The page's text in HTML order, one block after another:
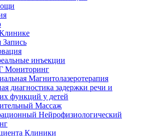
Запись
инъекции
Мониторинг
Магнитолазеротерапия
диагностика задержки речи и
функций у детей
Массаж
Нейрофизиологический
Клиники